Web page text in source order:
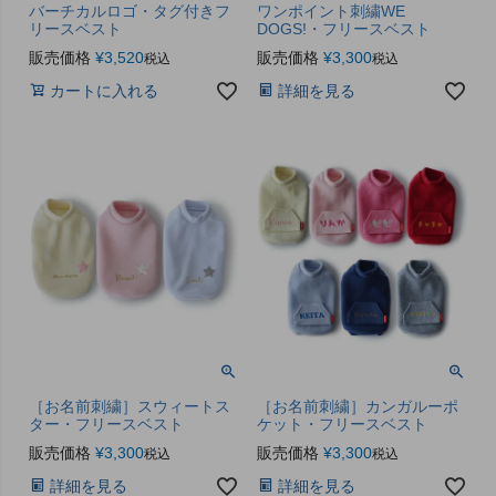
バーチカルロゴ・タグ付きフ
リースベスト
販売価格 ¥3,520税込
カートに入れる
ワンポイント刺繍WE
DOGS!・フリースベスト
販売価格 ¥3,300税込
詳細を見る
［お名前刺繍］スウィートス
ター・フリースベスト
販売価格 ¥3,300税込
詳細を見る
［お名前刺繍］カンガルーポ
ケット・フリースベスト
販売価格 ¥3,300税込
詳細を見る